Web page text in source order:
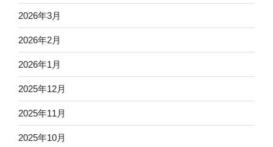
2026年3月
2026年2月
2026年1月
2025年12月
2025年11月
2025年10月